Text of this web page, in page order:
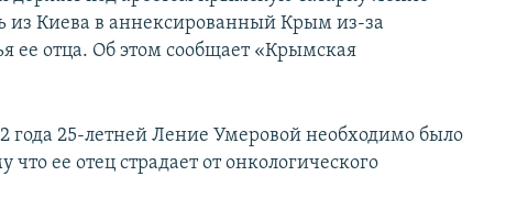
из Киева в аннексированный Крым из-за
ее отца. Об этом сообщает «Крымская
года 25-летней Ление Умеровой необходимо было
ее отец страдает от онкологического